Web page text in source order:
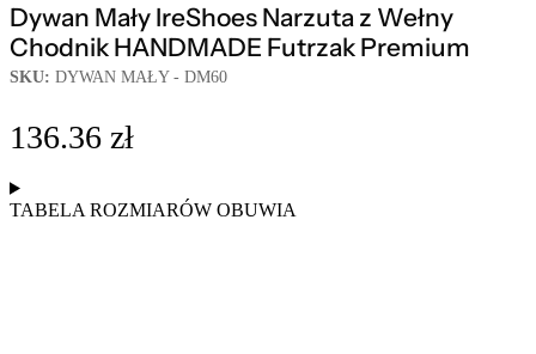
Dywan Mały IreShoes Narzuta z Wełny
Chodnik HANDMADE Futrzak Premium
SKU: DYWAN MAŁY - DM60
136.36 zł
TABELA ROZMIARÓW OBUWIA